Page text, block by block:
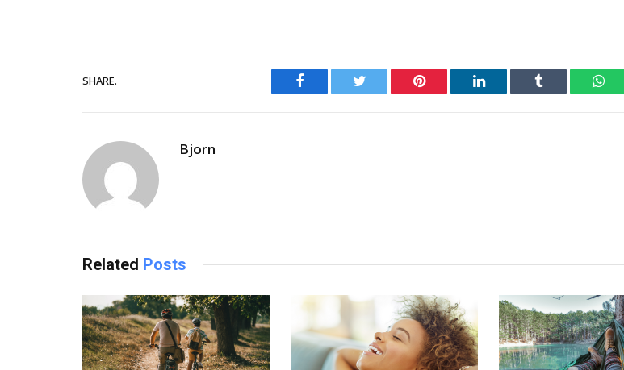
SHARE. Facebook Twitter Pinterest LinkedIn Tumblr
Bjorn
Related Posts